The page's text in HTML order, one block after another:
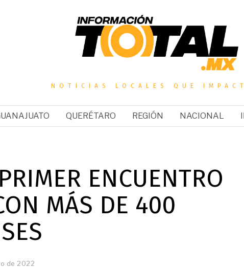
NOTICIAS LOCALES QUE
QUERÉTARO REGIÓN NACIONAL
ENCUENTRO
MÁS DE 400
de 2022